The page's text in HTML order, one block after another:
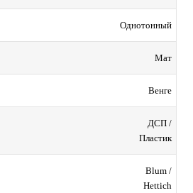
Однотонный
Мат
Венге
ДСП /
Пластик
Blum /
Hettich